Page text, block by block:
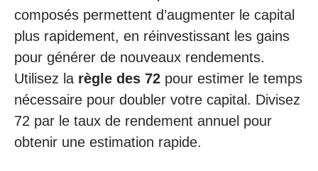
composés permettent d’augmenter le capital
plus rapidement, en réinvestissant les gains
pour générer de nouveaux rendements.
Utilisez la règle des 72 pour estimer le temps
nécessaire pour doubler votre capital. Divisez
72 par le taux de rendement annuel pour
obtenir une estimation rapide.